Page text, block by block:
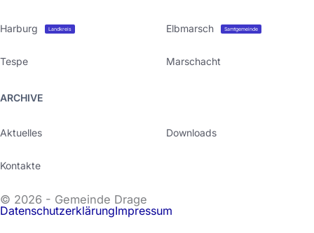
Harburg Landkreis Elbmarsch Samtgemeinde
Tespe Marschacht
ARCHIVE
Aktuelles Downloads
Kontakte
© 2026 - Gemeinde Drage
DatenschutzerklärungImpressum